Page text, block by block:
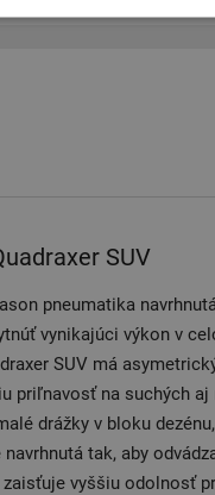
SUV
pneumatika
vynikajúci výkon v
SUV má
priľnavosť na suchých
drážky v bloku
tak, aby
vyššiu odolnosť